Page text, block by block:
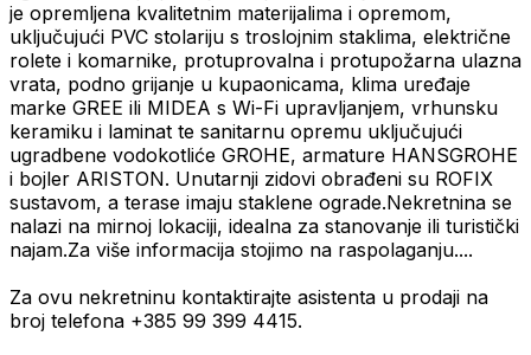
je opremljena kvalitetnim materijalima i opremom,
uključujući PVC stolariju s troslojnim staklima, električne
rolete i komarnike, protuprovalna i protupožarna ulazna
vrata, podno grijanje u kupaonicama, klima uređaje
marke GREE ili MIDEA s Wi-Fi upravljanjem, vrhunsku
keramiku i laminat te sanitarnu opremu uključujući
ugradbene vodokotliće GROHE, armature HANSGROHE
i bojler ARISTON. Unutarnji zidovi obrađeni su ROFIX
sustavom, a terase imaju staklene ograde.Nekretnina se
nalazi na mirnoj lokaciji, idealna za stanovanje ili turistički
najam.Za više informacija stojimo na raspolaganju....
Za ovu nekretninu kontaktirajte asistenta u prodaji na
broj telefona +385 99 399 4415.